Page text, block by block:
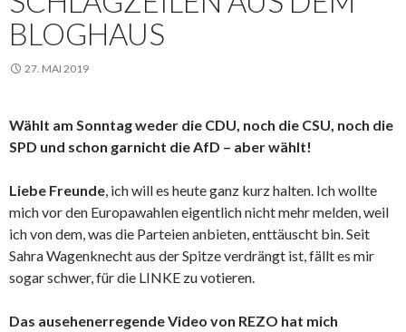
BLOGHAUS
27. MAI 2019
Wählt am Sonntag weder die CDU, noch die CSU, noch die
SPD und schon garnicht die AfD – aber wählt!
Liebe Freunde, ich will es heute ganz kurz halten. Ich wollte
mich vor den Europawahlen eigentlich nicht mehr melden, weil
ich von dem, was die Parteien anbieten, enttäuscht bin. Seit
Sahra Wagenknecht aus der Spitze verdrängt ist, fällt es mir
sogar schwer, für die LINKE zu votieren.
Das ausehenerregende Video von REZO hat mich